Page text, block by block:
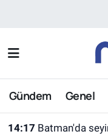
Gündem Genel
14:17 Batman'da
Nöbetçi
Hava Durumu